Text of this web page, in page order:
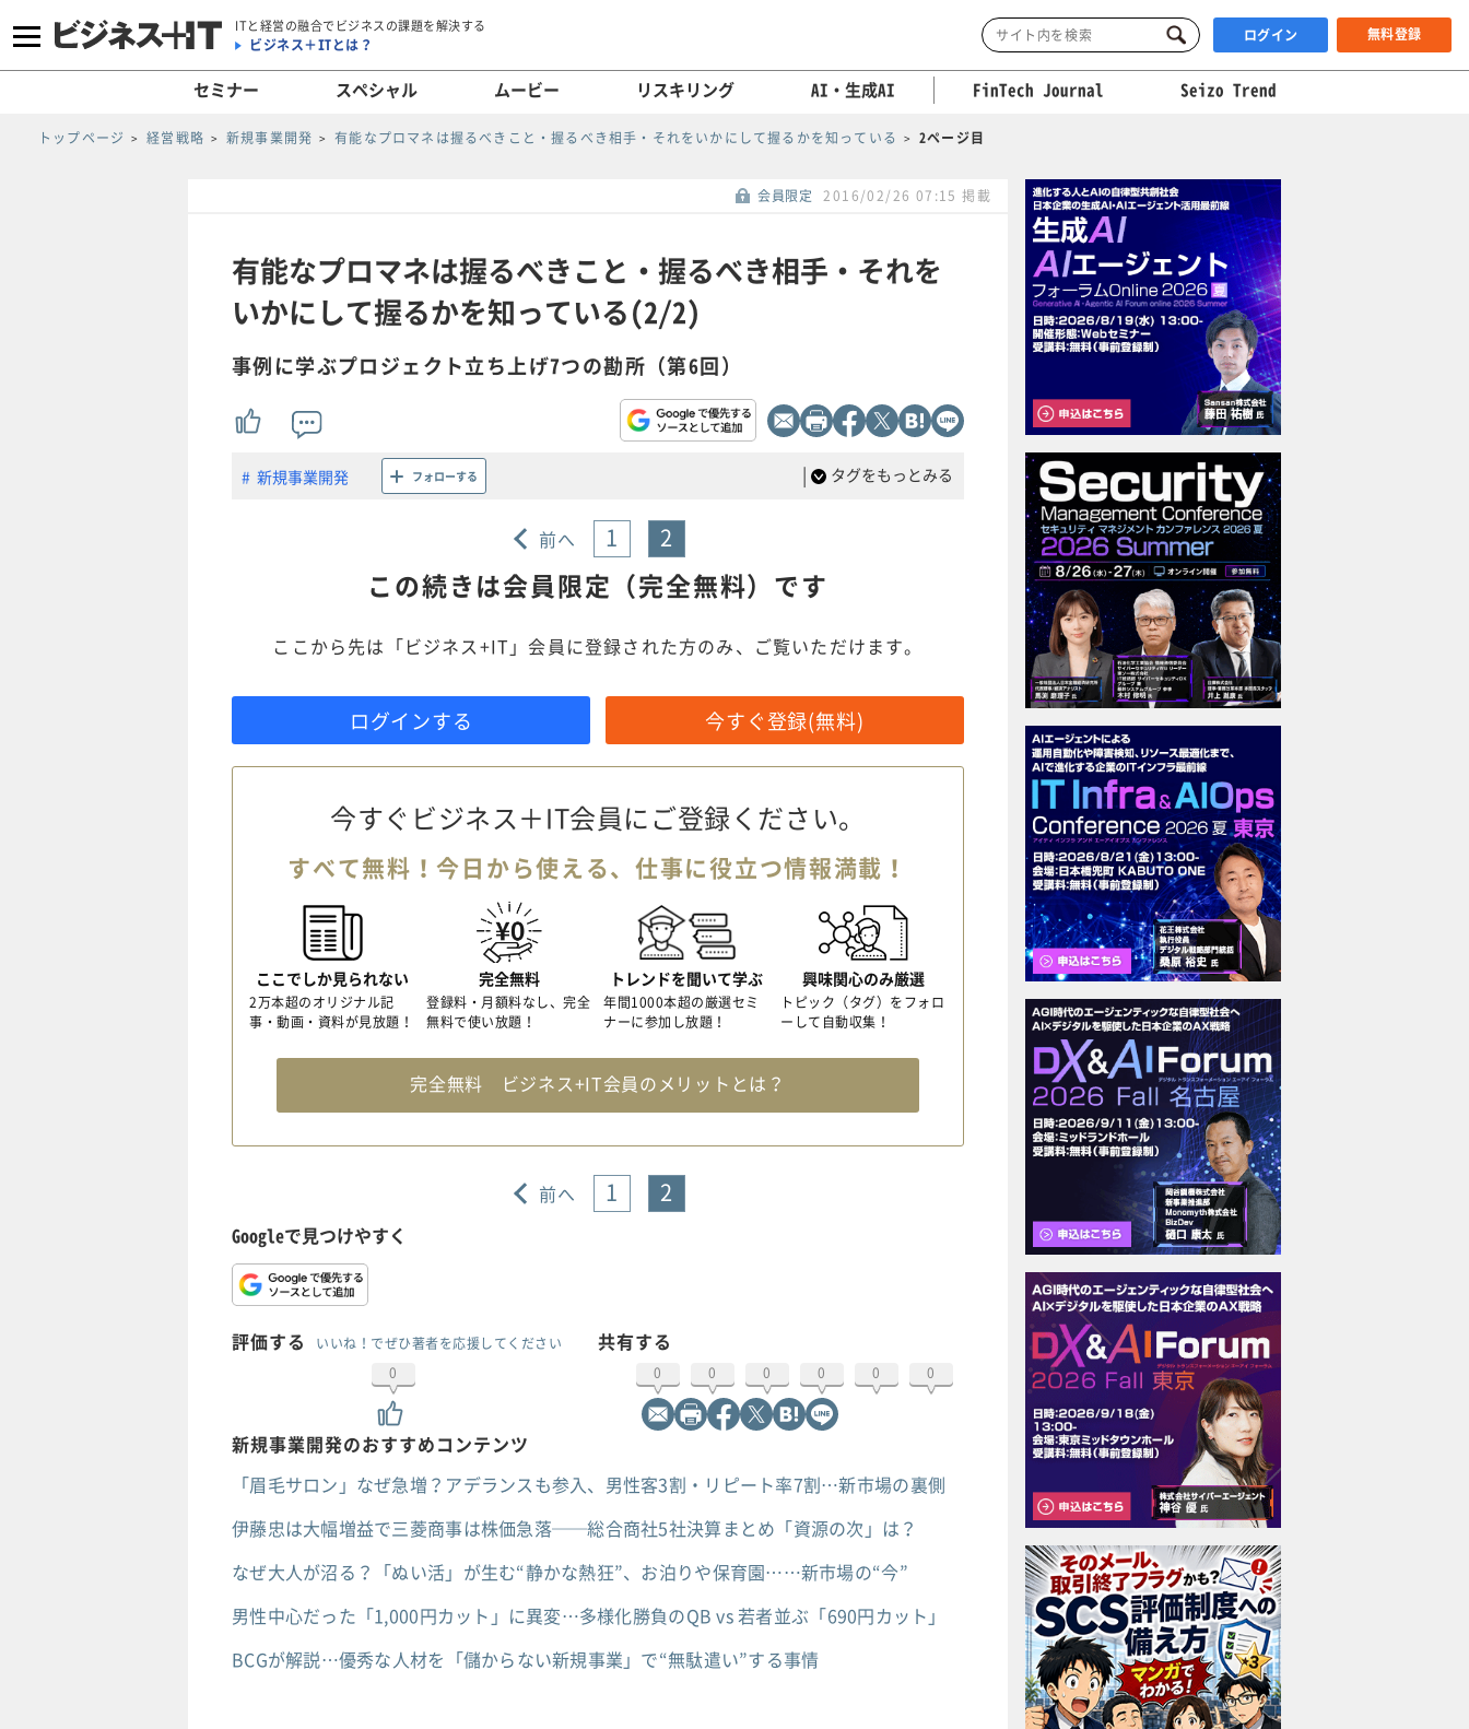
ITと経営の融合でビジネスの課題を解決する
ビジネス＋ITとは？ ログイン 無料登録
セミナー スペシャル ムービー リスキリング AI・生成AI FinTech Journal Seizo Trend
トップページ 経営戦略 新規事業開発 有能なプロマネは握るべきこと・握るべき相手・それをいかにして握るかを知っている 2ページ目
会員限定 2016/02/26 07:15 掲載
有能なプロマネは握るべきこと・握るべき相手・それを
いかにして握るかを知っている(2/2)
事例に学ぶプロジェクト立ち上げ7つの勘所（第6回）
新規事業開発 フォローする | タグをもっとみる
前へ 1 2
この続きは会員限定（完全無料）です
ここから先は「ビジネス+IT」会員に登録された方のみ、ご覧いただけます。
ログインする 今すぐ登録(無料)
今すぐビジネス＋IT会員にご登録ください。
すべて無料！今日から使える、仕事に役立つ情報満載！
ここでしか見られない
2万本超のオリジナル記
事・動画・資料が見放題！
完全無料
登録料・月額料なし、完全
無料で使い放題！
トレンドを聞いて学ぶ
年間1000本超の厳選セミ
ナーに参加し放題！
興味関心のみ厳選
トピック（タグ）をフォロ
ーして自動収集！
完全無料 ビジネス+IT会員のメリットとは？
前へ 1 2
Googleで見つけやすく
評価する
いいね！でぜひ著者を応援してください
0
共有する
0 0 0 0 0 0
新規事業開発のおすすめコンテンツ
「眉毛サロン」なぜ急増？アデランスも参入、男性客3割・リピート率7割…新市場の裏側
伊藤忠は大幅増益で三菱商事は株価急落──総合商社5社決算まとめ「資源の次」は？
なぜ大人が沼る？「ぬい活」が生む“静かな熱狂”、お泊りや保育園……新市場の“今”
男性中心だった「1,000円カット」に異変…多様化勝負のQB vs 若者並ぶ「690円カット」
BCGが解説…優秀な人材を「儲からない新規事業」で“無駄遣い”する事情